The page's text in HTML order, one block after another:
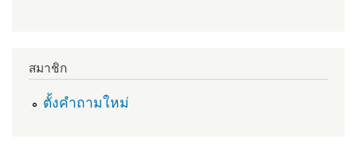
สมาชิก
ตั้งคำถามใหม่